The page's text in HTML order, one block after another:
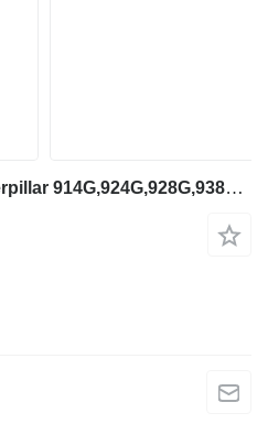
109-7041 lampica za Caterpillar 914G,924G,928G,938G prednjeg utovarivača